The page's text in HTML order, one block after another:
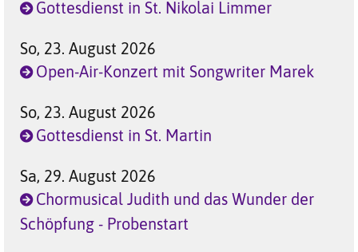
Gottesdienst in St. Nikolai Limmer
So, 23. August 2026
Open-Air-Konzert mit Songwriter Marek
So, 23. August 2026
Gottesdienst in St. Martin
Sa, 29. August 2026
Chormusical Judith und das Wunder der
Schöpfung - Probenstart